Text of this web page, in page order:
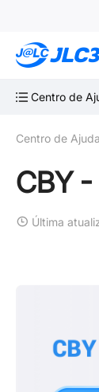
Centro de
Centro de Ajuda
CBY -
Última